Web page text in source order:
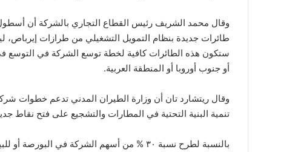
ستكون هذه الطائرات كافية لخطة توسع الشركة في التوسع
أو جنوب أوروبا أو المنطقة العربية.
وقال ريتشارد تان أن وزارة الطيران المدني تدعم خطوات
تنمية البنية التحتية في المطارات والتشجيع على فتح نقاط
بالنسبة لطرح نسبة ٣٠ % من أسهم الشركة في